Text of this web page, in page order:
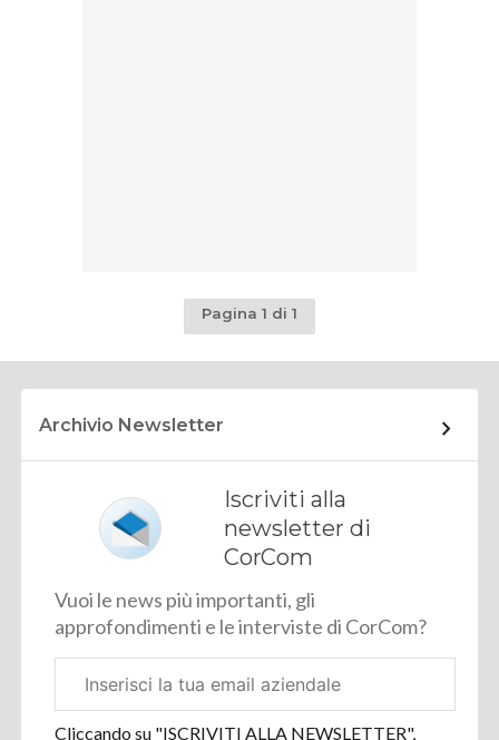
Pagina 1 di 1
Archivio Newsletter
Iscriviti alla
newsletter di
CorCom
Vuoi le news più importanti, gli
approfondimenti e le interviste di CorCom?
aziendale
Cliccando su "ISCRIVITI ALLA NEWSLETTER",